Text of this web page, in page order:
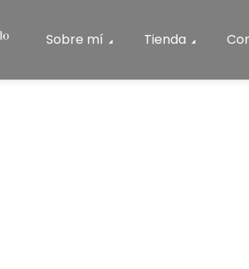
Sobre mí Tienda